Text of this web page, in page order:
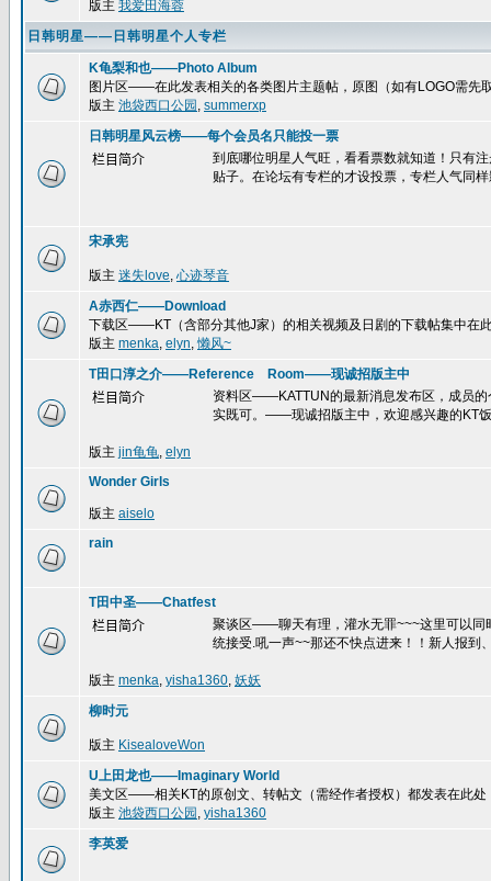
版主 我爱田海蓉
日韩明星——日韩明星个人专栏
K龟梨和也——Photo Album
图片区——在此发表相关的各类图片主题帖，原图（如有LOGO需先
版主 池袋西口公园 , summerxp
日韩明星风云榜——每个会员名只能投一票
栏目简介
到底哪位明星人气旺，看看票数就知道！只有
贴子。在论坛有专栏的才设投票，专栏人气同
宋承宪
版主 迷失love, 心迹琴音
A赤西仁——Download
下载区——KT（含部分其他J家）的相关视频及日剧的下载帖集中在
版主 menka, elyn,懒风~
T田口淳之介——Reference Room——现诚招版主中
栏目简介
资料区——KATTUN的最新消息发布区，成员的
实既可。——现诚招版主中，欢迎感兴趣的KT
版主 jin龟龟, elyn
Wonder Girls
版主 aiselo
rain
T田中圣——Chatfest
栏目简介
聚谈区——聊天有理，灌水无罪~~~这里可以同
统接受.吼一声~~那还不快点进来！！新人报到
版主 menka, yisha1360, 妖妖
柳时元
版主 KisealoveWon
U上田龙也——Imaginary World
美文区——相关KT的原创文、转帖文（需经作者授权）都发表在此
版主 池袋西口公园 , yisha1360
李英爱